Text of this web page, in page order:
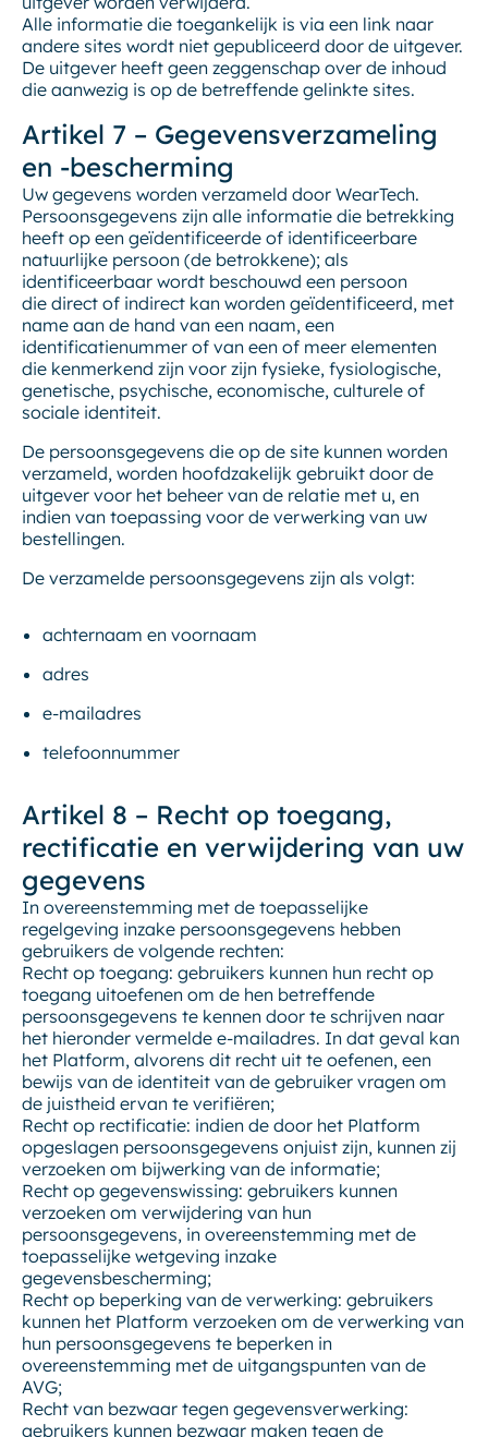
Alle informatie die toegankelijk is via een link naar
andere sites wordt niet gepubliceerd door de uitgever.
De uitgever heeft geen zeggenschap over de inhoud
die aanwezig is op de betreffende gelinkte sites.
Artikel 7 – Gegevensverzameling
en -bescherming
Uw gegevens worden verzameld door WearTech.
Persoonsgegevens zijn alle informatie die betrekking
heeft op een geïdentificeerde of identificeerbare
natuurlijke persoon (de betrokkene); als
identificeerbaar wordt beschouwd een persoon
die direct of indirect kan worden geïdentificeerd, met
name aan de hand van een naam, een
identificatienummer of van een of meer elementen
die kenmerkend zijn voor zijn fysieke, fysiologische,
genetische, psychische, economische, culturele of
sociale identiteit.
De persoonsgegevens die op de site kunnen worden
verzameld, worden hoofdzakelijk gebruikt door de
uitgever voor het beheer van de relatie met u, en
indien van toepassing voor de verwerking van uw
bestellingen.
De verzamelde persoonsgegevens zijn als volgt:
achternaam en voornaam
adres
e-mailadres
telefoonnummer
Artikel 8 – Recht op toegang,
rectificatie en verwijdering van uw
gegevens
In overeenstemming met de toepasselijke
regelgeving inzake persoonsgegevens hebben
gebruikers de volgende rechten:
Recht op toegang: gebruikers kunnen hun recht op
toegang uitoefenen om de hen betreffende
persoonsgegevens te kennen door te schrijven naar
het hieronder vermelde e-mailadres. In dat geval kan
het Platform, alvorens dit recht uit te oefenen, een
bewijs van de identiteit van de gebruiker vragen om
de juistheid ervan te verifiëren;
Recht op rectificatie: indien de door het Platform
opgeslagen persoonsgegevens onjuist zijn, kunnen zij
verzoeken om bijwerking van de informatie;
Recht op gegevenswissing: gebruikers kunnen
verzoeken om verwijdering van hun
persoonsgegevens, in overeenstemming met de
toepasselijke wetgeving inzake
gegevensbescherming;
Recht op beperking van de verwerking: gebruikers
kunnen het Platform verzoeken om de verwerking van
hun persoonsgegevens te beperken in
overeenstemming met de uitgangspunten van de
AVG;
Recht van bezwaar tegen gegevensverwerking:
gebruikers kunnen bezwaar maken tegen de